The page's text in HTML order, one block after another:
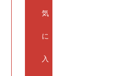
気
に
入